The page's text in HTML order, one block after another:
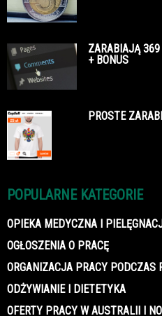
ZARABIAJĄ
+ BONUS
PROSTE
POPULARNE KATEGORIE
OPIEKA MEDYCZNA I
OGŁOSZENIA O PRACĘ
ORGANIZACJA PRACY PODCZAS
ODŻYWIANIE I DIETETYKA
OFERTY PRACY W AUSTRALII I